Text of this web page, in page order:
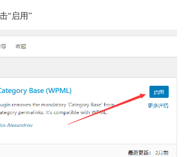
“启用”